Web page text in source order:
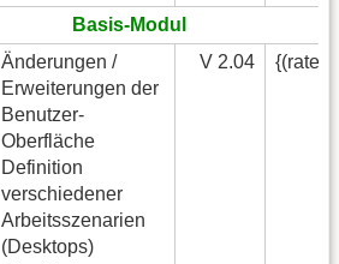
Basis-Modul
Änderungen /
Erweiterungen der
Benutzer-
Oberfläche
Definition
verschiedener
Arbeitsszenarien
(Desktops)
V 2.04